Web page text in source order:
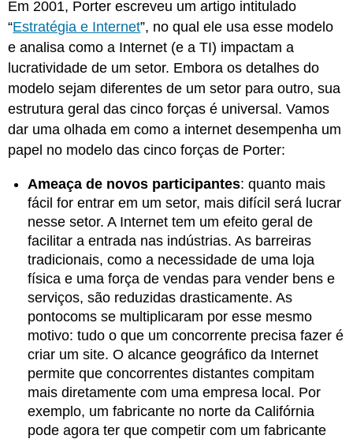
Em 2001, Porter escreveu um artigo intitulado
“Estratégia e Internet”, no qual ele usa esse modelo
e analisa como a Internet (e a TI) impactam a
lucratividade de um setor. Embora os detalhes do
modelo sejam diferentes de um setor para outro, sua
estrutura geral das cinco forças é universal. Vamos
dar uma olhada em como a internet desempenha um
papel no modelo das cinco forças de Porter:
Ameaça de novos participantes: quanto mais
fácil for entrar em um setor, mais difícil será lucrar
nesse setor. A Internet tem um efeito geral de
facilitar a entrada nas indústrias. As barreiras
tradicionais, como a necessidade de uma loja
física e uma força de vendas para vender bens e
serviços, são reduzidas drasticamente. As
pontocoms se multiplicaram por esse mesmo
motivo: tudo o que um concorrente precisa fazer é
criar um site. O alcance geográfico da Internet
permite que concorrentes distantes compitam
mais diretamente com uma empresa local. Por
exemplo, um fabricante no norte da Califórnia
pode agora ter que competir com um fabricante